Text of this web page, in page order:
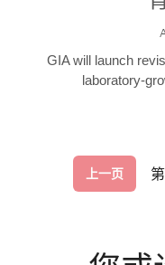
GIA will launch
laboratory-
上一页